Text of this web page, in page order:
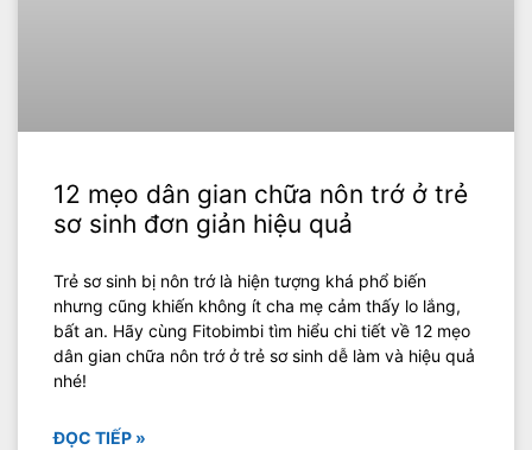
12 mẹo dân gian chữa nôn trớ ở trẻ
sơ sinh đơn giản hiệu quả
Trẻ sơ sinh bị nôn trớ là hiện tượng khá phổ biến
nhưng cũng khiến không ít cha mẹ cảm thấy lo lắng,
bất an. Hãy cùng Fitobimbi tìm hiểu chi tiết về 12 mẹo
dân gian chữa nôn trớ ở trẻ sơ sinh dễ làm và hiệu quả
nhé!
ĐỌC TIẾP »